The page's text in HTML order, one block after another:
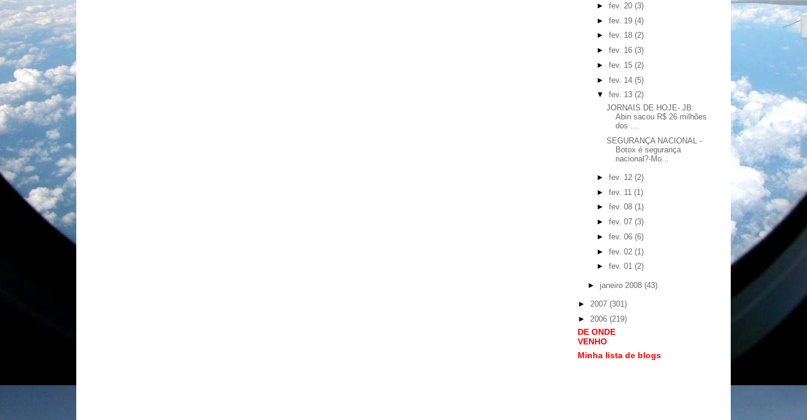
►fev. 20(3)
►fev. 19(4)
►fev. 18(2)
►fev. 16(3)
►fev. 15(2)
►fev. 14(5)
▼fev. 13(2)
JORNAIS DE HOJE- JB:
Abin sacou R$ 26 milhões
dos ...
SEGURANÇA NACIONAL -
Botox é segurança
nacional?-Mo...
►fev. 12(2)
►fev. 11(1)
►fev. 08(1)
►fev. 07(3)
►fev. 06(6)
►fev. 02(1)
►fev. 01(2)
► janeiro 2008 (43)
► 2007 (301)
► 2006 (219)
DE ONDE
VENHO
Minha lista de blogs